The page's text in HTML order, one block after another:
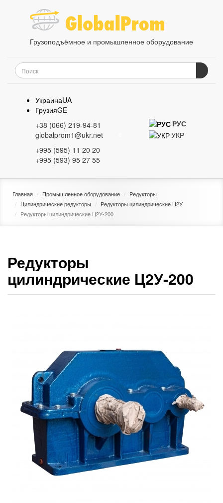
Грузоподъёмное и промышленное оборудование
УкраинаUA
ГрузияGE
+38 (066) 219-94-81
globalprom1@ukr.net
+995 (595) 11 20 20
+995 (593) 95 27 55
РУС
УКР
Главная Промышленное оборудование
Редукторы
Цилиндрические редукторы
Редукторы цилиндрические Ц2У
Редукторы цилиндрические Ц2У-200
Редукторы
цилиндрические Ц2У-200